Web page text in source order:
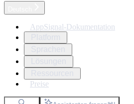
AppSignal-Dokumentation
Preise